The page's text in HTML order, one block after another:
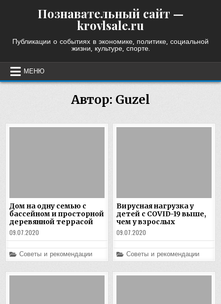
Познавательный сайт —
krovlsale.ru
Публикации о событиях в экономике, политике, социальной
жизни, культуре, спорте.
МЕНЮ
Автор: Guzel
Дом на одну семью с
бассейном и просторной
деревянной террасой
09.07.2020
Posted
in
Советы и рекомендации
Вирусная нагрузка у
детей с COVID-19 выше,
чем у взрослых
09.07.2020
Posted
in
Советы и рекомендации